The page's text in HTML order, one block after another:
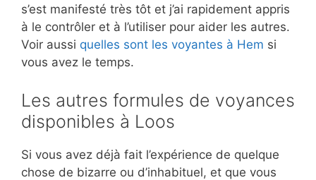
s’est manifesté très tôt et j’ai rapidement appris
à le contrôler et à l’utiliser pour aider les autres.
Voir aussi quelles sont les voyantes à Hem si
vous avez le temps.
Les autres formules de voyances
disponibles à Loos
Si vous avez déjà fait l’expérience de quelque
chose de bizarre ou d’inhabituel, et que vous